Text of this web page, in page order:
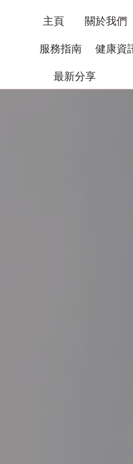
主頁 關於我們
服務指南 健康資
最新分享